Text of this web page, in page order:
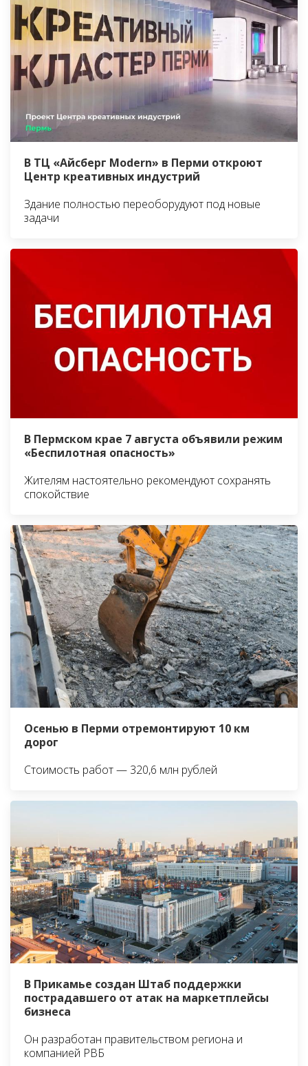
В ТЦ «Айсберг Modern» в Перми откроют
Центр креативных индустрий
Здание полностью переоборудуют под новые
задачи
В Пермском крае 7 августа объявили режим
«Беспилотная опасность»
Жителям настоятельно рекомендуют сохранять
спокойствие
Осенью в Перми отремонтируют 10 км
дорог
Стоимость работ — 320,6 млн рублей
В Прикамье создан Штаб поддержки
пострадавшего от атак на маркетплейсы
бизнеса
Он разработан правительством региона и
компанией РВБ